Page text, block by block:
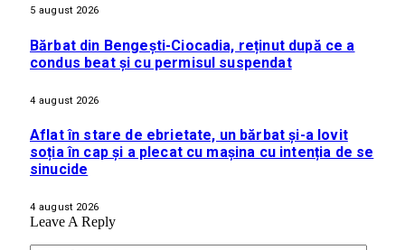
5 august 2026
Bărbat din Bengești-Ciocadia, reținut după ce a
condus beat și cu permisul suspendat
4 august 2026
Aflat în stare de ebrietate, un bărbat și-a lovit
soția în cap și a plecat cu mașina cu intenția de se
sinucide
4 august 2026
Leave A Reply